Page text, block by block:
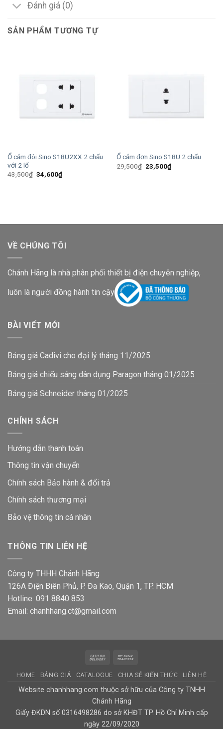
Đánh giá (0)
SẢN PHẨM TƯƠNG TỰ
Ổ cắm đôi Sino S18U2XX 2 chấu
với 2 lổ
43,500₫ Giá
gốc
34,600₫Giá
hiện
Ổ cắm đơn Sino S18U 2 chấu
29,500₫ Giá
gốc
23,500₫Giá
hiện
VỀ CHÚNG TÔI
Chánh Hãng là nhà phân phối thiết bị điện chuyên nghiệp,
luôn là người đồng hành tin cậy
BÀI VIẾT MỚI
Bảng giá Cadivi cho đại lý tháng 11/2025
Bảng giá chiếu sáng dân dụng Paragon tháng 01/2025
Bảng giá Schneider tháng 01/2025
CHÍNH SÁCH
Hướng dẫn thanh toán
Thông tin vận chuyển
Chính sách Bảo hành & đổi trả
Chính sách thương mại
Bảo vệ thông tin cá nhân
THÔNG TIN LIÊN HỆ
Công ty THHH Chánh Hãng
126A Điện Biên Phủ, P. Đa Kao, Quận 1, TP. HCM
Hotline: 091 8840 853
Email: chanhhang.ct@gmail.com
Cash
Delivery
HOME BẢNG GIÁ CATALOGUE CHIA SẺ KIẾN THỨC LIÊN HỆ
Website chanhhang.com thuộc sở hữu của Công ty TNHH
Chánh Hãng
Giấy ĐKDN số 0316498286 do sở KHĐT TP. Hồ Chí Minh cấp
ngày 22/09/2020